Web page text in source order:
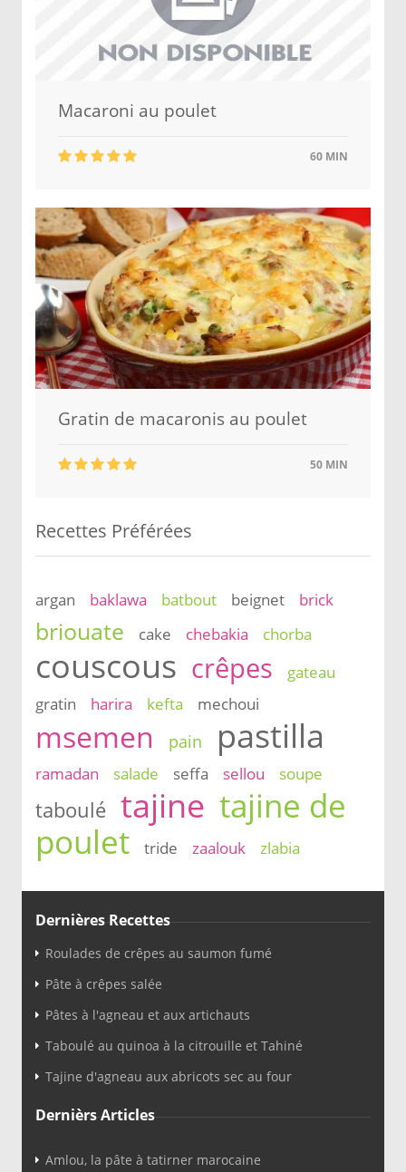
Macaroni au poulet
60 MIN
Gratin de macaronis au poulet
50 MIN
Recettes Préférées
argan baklawa batbout beignet brick
briouate cake chebakia chorba
couscous crêpes
gateau
gratin
harira kefta mechoui
msemen pain pastilla
ramadan salade seffa sellou soupe
taboulé tajine tajine de
poulet
tride zaalouk zlabia
Dernières Recettes
Roulades de crêpes au saumon fumé
Pâte à crêpes salée
Pâtes à l'agneau et aux artichauts
Taboulé au quinoa à la citrouille et Tahiné
Tajine d'agneau aux abricots sec au four
Dernièrs Articles
Amlou, la pâte à tatirner marocaine